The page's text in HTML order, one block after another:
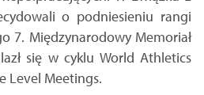
o podniesieniu rangi
7. Międzynarodowy Memoriał
się w cyklu World Athletics
Level Meetings.